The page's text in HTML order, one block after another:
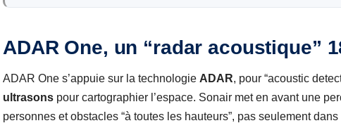
ADAR One, un “radar acoustique”
ADAR One s’appuie sur la technologie ADAR, pour “acoustic
ultrasons pour cartographier l’espace. Sonair met en avant une
personnes et obstacles “à toutes les hauteurs”, pas seulement